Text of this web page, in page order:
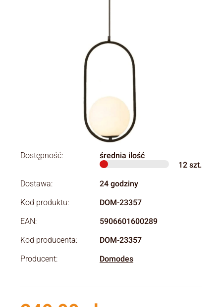
Dostępność:
średnia ilość
12 szt.
Dostawa:
24 godziny
Kod produktu:
DOM-23357
EAN:
5906601600289
Kod producenta:
DOM-23357
Producent:
Domodes